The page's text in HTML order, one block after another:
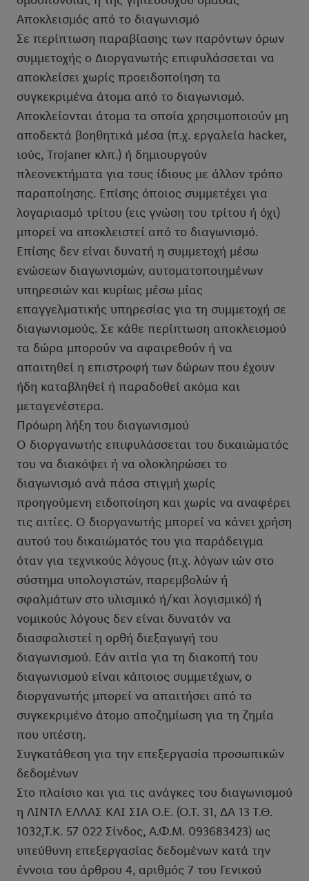
Αποκλεισμός από το διαγωνισμό
Σε περίπτωση παραβίασης των παρόντων όρων
συμμετοχής ο Διοργανωτής επιφυλάσσεται να
αποκλείσει χωρίς προειδοποίηση τα
συγκεκριμένα άτομα από το διαγωνισμό.
Αποκλείονται άτομα τα οποία χρησιμοποιούν μη
αποδεκτά βοηθητικά μέσα (π.χ. εργαλεία hacker,
ιούς, Trojaner κλπ.) ή δημιουργούν
πλεονεκτήματα για τους ίδιους με άλλον τρόπο
παραποίησης. Επίσης όποιος συμμετέχει για
λογαριασμό τρίτου (εις γνώση του τρίτου ή όχι)
μπορεί να αποκλειστεί από το διαγωνισμό.
Επίσης δεν είναι δυνατή η συμμετοχή μέσω
ενώσεων διαγωνισμών, αυτοματοποιημένων
υπηρεσιών και κυρίως μέσω μίας
επαγγελματικής υπηρεσίας για τη συμμετοχή σε
διαγωνισμούς. Σε κάθε περίπτωση αποκλεισμού
τα δώρα μπορούν να αφαιρεθούν ή να
απαιτηθεί η επιστροφή των δώρων που έχουν
ήδη καταβληθεί ή παραδοθεί ακόμα και
μεταγενέστερα.
Πρόωρη λήξη του διαγωνισμού
Ο διοργανωτής επιφυλάσσεται του δικαιώματός
του να διακόψει ή να ολοκληρώσει το
διαγωνισμό ανά πάσα στιγμή χωρίς
προηγούμενη ειδοποίηση και χωρίς να αναφέρει
τις αιτίες. Ο διοργανωτής μπορεί να κάνει χρήση
αυτού του δικαιώματός του για παράδειγμα
όταν για τεχνικούς λόγους (π.χ. λόγων ιών στο
σύστημα υπολογιστών, παρεμβολών ή
σφαλμάτων στο υλισμικό ή/και λογισμικό) ή
νομικούς λόγους δεν είναι δυνατόν να
διασφαλιστεί η ορθή διεξαγωγή του
διαγωνισμού. Εάν αιτία για τη διακοπή του
διαγωνισμού είναι κάποιος συμμετέχων, ο
διοργανωτής μπορεί να απαιτήσει από το
συγκεκριμένο άτομο αποζημίωση για τη ζημία
που υπέστη.
Συγκατάθεση για την επεξεργασία προσωπικών
δεδομένων
Στο πλαίσιο και για τις ανάγκες του διαγωνισμού
η ΛΙΝΤΛ ΕΛΛΑΣ ΚΑΙ ΣΙΑ Ο.Ε. (Ο.Τ. 31, ΔΑ 13 Τ.Θ.
1032,Τ.Κ. 57 022 Σίνδος, Α.Φ.Μ. 093683423) ως
υπεύθυνη επεξεργασίας δεδομένων κατά την
έννοια του άρθρου 4, αριθμός 7 του Γενικού
μπορείτε να βρείτε στηνπολιτική απορρήτου
βρείτε τα νομικά στοιχεία της εταιρείας μας εδώ.